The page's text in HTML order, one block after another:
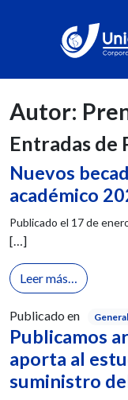
Autor:
Entradas de
Nuevos
académico
Publicado el 17 de
[…]
Leer más… from
Publicado en General
Publicamos
aporta al
suministro